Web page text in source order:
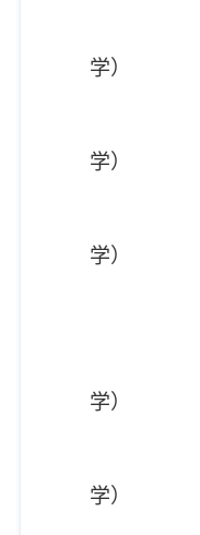
学）
学）
学）
学）
学）